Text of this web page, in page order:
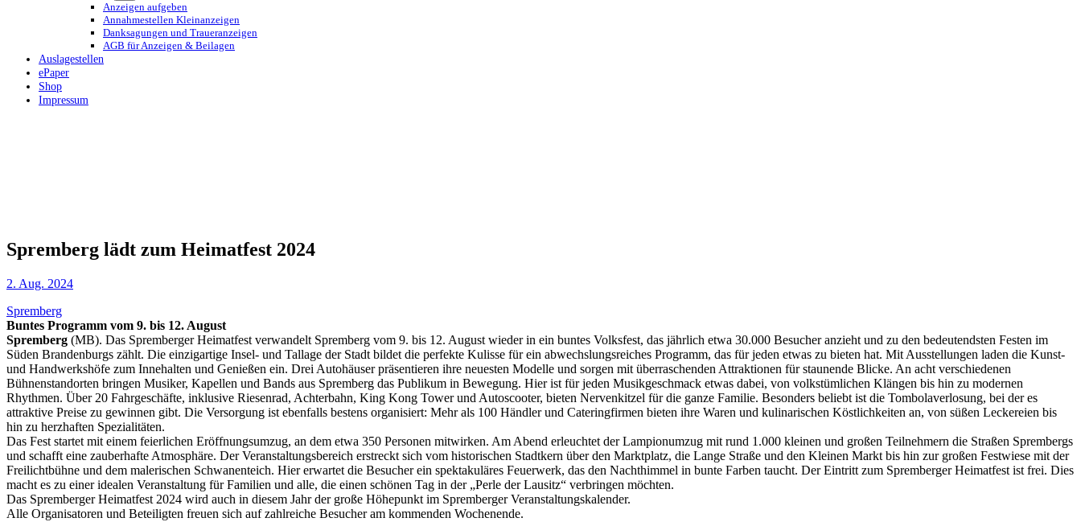
Anzeigen aufgeben
Annahmestellen Kleinanzeigen
Danksagungen und Traueranzeigen
AGB für Anzeigen & Beilagen
Auslagestellen
ePaper
Shop
Impressum
Spremberg lädt zum Heimatfest 2024
2. Aug. 2024
Spremberg
Buntes Programm vom 9. bis 12. August
Spremberg (MB). Das Spremberger Heimatfest verwandelt Spremberg vom 9. bis 12. August wieder in ein buntes Volksfest, das jährlich etwa 30.000 Besucher anzieht und zu den bedeutendsten Festen im
Süden Brandenburgs zählt. Die einzigartige Insel- und Tallage der Stadt bildet die perfekte Kulisse für ein abwechslungsreiches Programm, das für jeden etwas zu bieten hat. Mit Ausstellungen laden die Kunst-
und Handwerkshöfe zum Innehalten und Genießen ein. Drei Autohäuser präsentieren ihre neuesten Modelle und sorgen mit überraschenden Attraktionen für staunende Blicke. An acht verschiedenen
Bühnenstandorten bringen Musiker, Kapellen und Bands aus Spremberg das Publikum in Bewegung. Hier ist für jeden Musikgeschmack etwas dabei, von volkstümlichen Klängen bis hin zu modernen
Rhythmen. Über 20 Fahrgeschäfte, inklusive Riesenrad, Achterbahn, King Kong Tower und Autoscooter, bieten Nervenkitzel für die ganze Familie. Besonders beliebt ist die Tombolaverlosung, bei der es
attraktive Preise zu gewinnen gibt. Die Versorgung ist ebenfalls bestens organisiert: Mehr als 100 Händler und Cateringfirmen bieten ihre Waren und kulinarischen Köstlichkeiten an, von süßen Leckereien bis
hin zu herzhaften Spezialitäten.
Das Fest startet mit einem feierlichen Eröffnungsumzug, an dem etwa 350 Personen mitwirken. Am Abend erleuchtet der Lampionumzug mit rund 1.000 kleinen und großen Teilnehmern die Straßen Sprembergs
und schafft eine zauberhafte Atmosphäre. Der Veranstaltungsbereich erstreckt sich vom historischen Stadtkern über den Marktplatz, die Lange Straße und den Kleinen Markt bis hin zur großen Festwiese mit der
Freilichtbühne und dem malerischen Schwanenteich. Hier erwartet die Besucher ein spektakuläres Feuerwerk, das den Nachthimmel in bunte Farben taucht. Der Eintritt zum Spremberger Heimatfest ist frei. Dies
macht es zu einer idealen Veranstaltung für Familien und alle, die einen schönen Tag in der „Perle der Lausitz“ verbringen möchten.
Das Spremberger Heimatfest 2024 wird auch in diesem Jahr der große Höhepunkt im Spremberger Veranstaltungskalender.
Alle Organisatoren und Beteiligten freuen sich auf zahlreiche Besucher am kommenden Wochenende.